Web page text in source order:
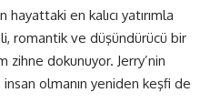
en kalıcı yatırımla
romantik ve düşündürücü bir
dokunuyor. Jerry’nin
olmanın yeniden keşfi de